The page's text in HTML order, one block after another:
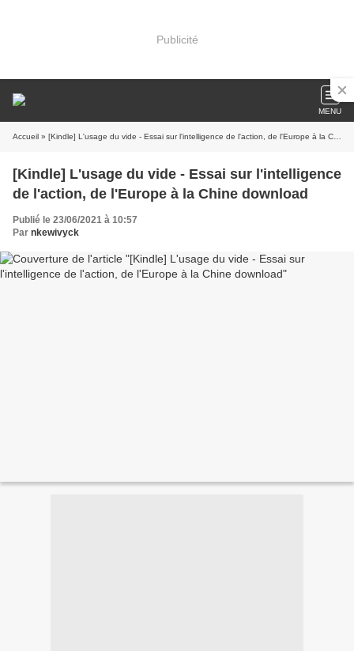
Publicité
MENU
Accueil » [Kindle] L'usage du vide - Essai sur l'intelligence de l'action, de l'Europe à la Chine download
[Kindle] L'usage du vide - Essai sur l'intelligence
de l'action, de l'Europe à la Chine download
Publié le 23/06/2021 à 10:57
Par nkewivyck